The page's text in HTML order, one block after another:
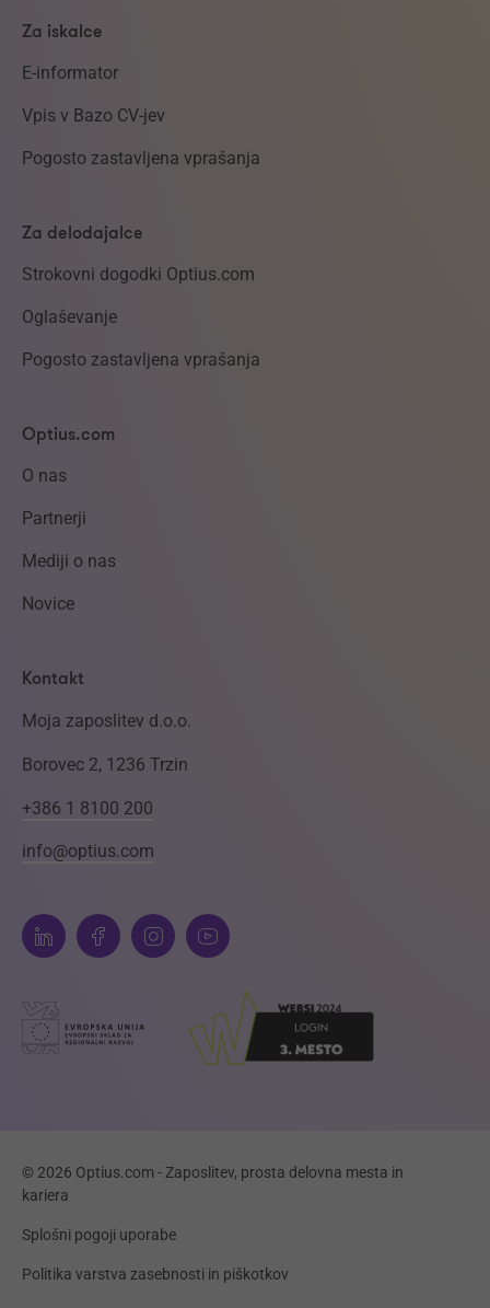
Za iskalce
E-informator
Vpis v Bazo CV-jev
Pogosto zastavljena vprašanja
Za delodajalce
Strokovni dogodki Optius.com
Oglaševanje
Pogosto zastavljena vprašanja
Optius.com
O nas
Partnerji
Mediji o nas
Novice
Kontakt
Moja zaposlitev d.o.o.
Borovec 2, 1236 Trzin
+386 1 8100 200
info@optius.com
© 2026 Optius.com - Zaposlitev, prosta delovna mesta in
kariera
Splošni pogoji uporabe
Politika varstva zasebnosti in piškotkov